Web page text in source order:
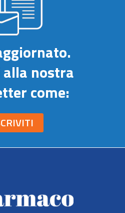
nostra
come: